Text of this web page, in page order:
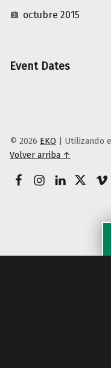
octubre 2015
Event Dates
© 2026 EKO Utilizando
Volver arriba ↑